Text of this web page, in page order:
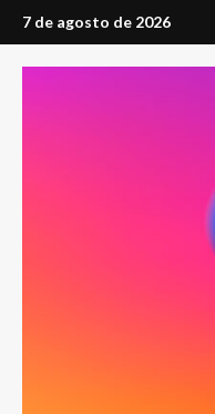
Saltar
al
contenido
7 de agosto de 2026